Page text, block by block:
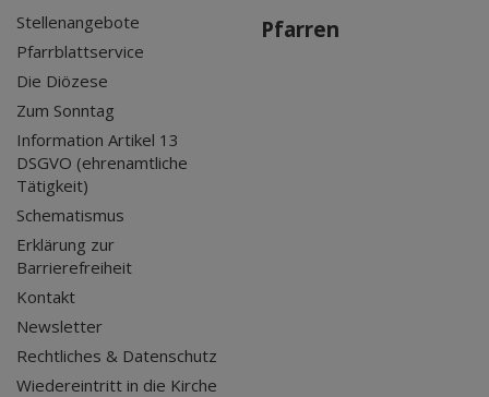
Stellenangebote
Pfarrblattservice
Die Diözese
Zum Sonntag
Information Artikel 13
DSGVO (ehrenamtliche
Tätigkeit)
Schematismus
Erklärung zur
Barrierefreiheit
Kontakt
Newsletter
Rechtliches & Datenschutz
Wiedereintritt in die Kirche
Pfarren